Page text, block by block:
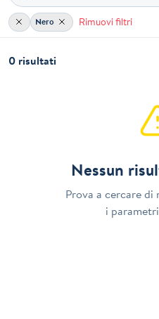
Nero Rimuovi filtri
0 risultati
Nessun
Prova a cercare
i